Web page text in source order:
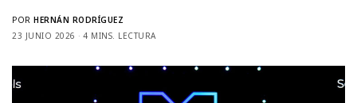
POR HERNÁN RODRÍGUEZ
23 JUNIO 2026
4 MINS. LECTURA